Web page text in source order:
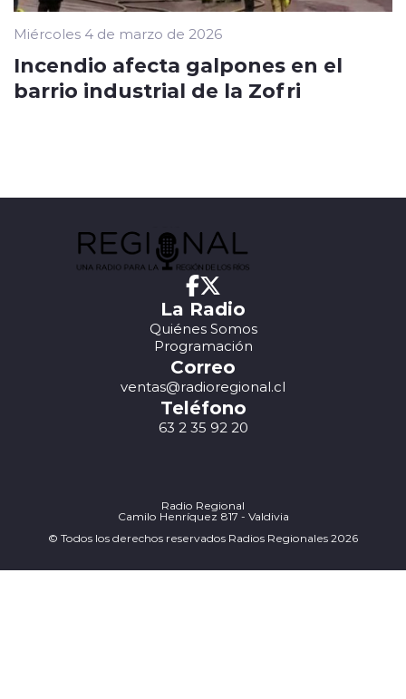
Miércoles 4 de marzo de 2026
Incendio afecta galpones en el
barrio industrial de la Zofri
La Radio
Quiénes Somos
Programación
Correo
ventas@radioregional.cl
Teléfono
63 2 35 92 20
Radio Regional
Camilo Henríquez 817 - Valdivia
© Todos los derechos reservados Radios Regionales 2026